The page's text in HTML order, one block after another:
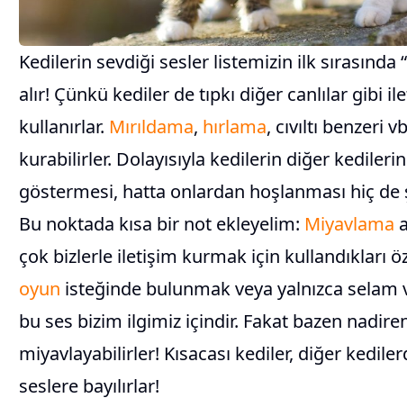
Kedilerin sevdiği sesler listemizin ilk sırasında
alır! Çünkü kediler de tıpkı diğer canlılar gibi
kullanırlar. Mırıldama, hırlama, cıvıltı benzeri
kurabilirler. Dolayısıyla kedilerin diğer kedilerin
göstermesi, hatta onlardan hoşlanması hiç de
Bu noktada kısa bir not ekleyelim: Miyavlama
çok bizlerle iletişim kurmak için kullandıkları
oyun isteğinde bulunmak veya yalnızca selam
bu ses bizim ilgimiz içindir. Fakat bazen
miyavlayabilirler! Kısacası kediler, diğer
seslere bayılırlar!